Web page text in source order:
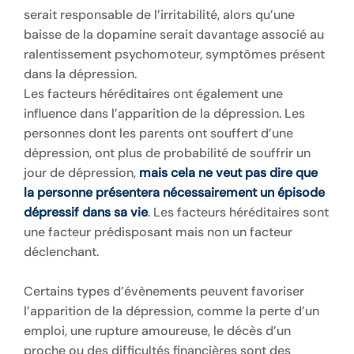
serait responsable de l’irritabilité, alors qu’une
baisse de la dopamine serait davantage associé au
ralentissement psychomoteur, symptômes présent
dans la dépression.
Les facteurs héréditaires ont également une
influence dans l’apparition de la dépression. Les
personnes dont les parents ont souffert d’une
dépression, ont plus de probabilité de souffrir un
jour de dépression, mais cela ne veut pas dire que
la personne présentera nécessairement un épisode
dépressif dans sa vie. Les facteurs héréditaires sont
une facteur prédisposant mais non un facteur
déclenchant.
Certains types d’évènements peuvent favoriser
l’apparition de la dépression, comme la perte d’un
emploi, une rupture amoureuse, le décès d’un
proche ou des difficultés financières sont des